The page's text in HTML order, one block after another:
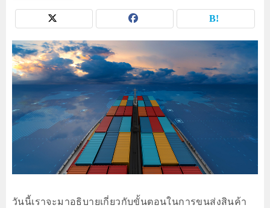
วันนี้เราจะมาอธิบายเกี่ยวกับขั้นตอนในการขนส่งสินค้า